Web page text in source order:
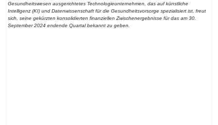
Gesundheitswesen ausgerichtetes Technologieunternehmen, das auf künstliche
Intelligenz (KI) und Datenwissenschaft für die Gesundheitsvorsorge spezialisiert ist, freut
sich, seine gekürzten konsolidierten finanziellen Zwischenergebnisse für das am 30.
September 2024 endende Quartal bekannt zu geben.